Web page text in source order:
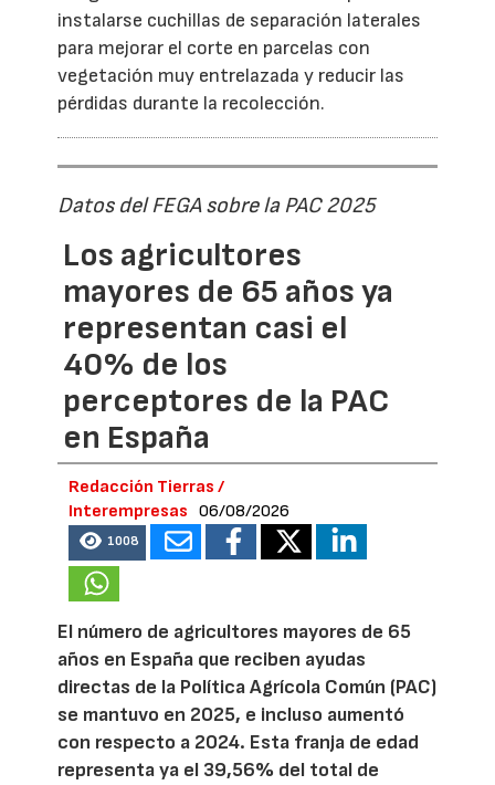
instalarse cuchillas de separación laterales
para mejorar el corte en parcelas con
vegetación muy entrelazada y reducir las
pérdidas durante la recolección.
Datos del FEGA sobre la PAC 2025
Los agricultores
mayores de 65 años ya
representan casi el
40% de los
perceptores de la PAC
en España
Redacción Tierras /
Interempresas
06/08/2026
1008
El número de agricultores mayores de 65
años en España que reciben ayudas
directas de la Política Agrícola Común (PAC)
se mantuvo en 2025, e incluso aumentó
con respecto a 2024. Esta franja de edad
representa ya el 39,56% del total de